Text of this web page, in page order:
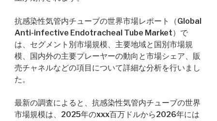
抗感染性気管内チューブの世界市場レポート（Global
Anti-infective Endotracheal Tube Market）で
は、セグメント別市場規模、主要地域と国別市場規
模、国内外の主要プレーヤーの動向と市場シェア、販
売チャネルなどの項目について詳細な分析を行いまし
た。
最新の調査によると、抗感染性気管内チューブの世界
市場規模は、2025年のxxx百万ドルから2026年には